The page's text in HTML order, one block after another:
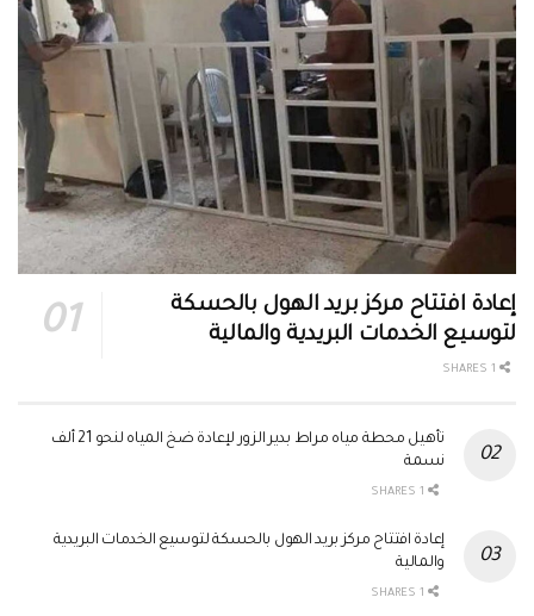
إعادة افتتاح مركز بريد الهول بالحسكة
لتوسيع الخدمات البريدية والمالية
تأهيل محطة مياه مراط بدير الزور لإعادة ضخ المياه لنحو 21 ألف
نسمة
إعادة افتتاح مركز بريد الهول بالحسكة لتوسيع الخدمات البريدية
والمالية